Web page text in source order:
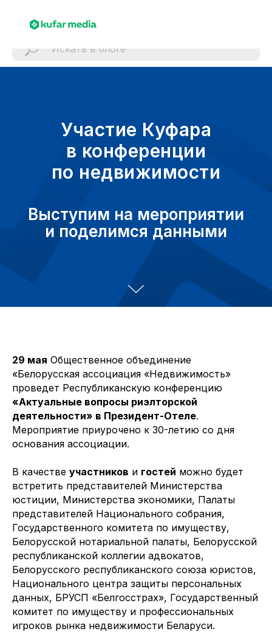
Участие Куфара
в конференции
по недвижимости
Выступим на мероприятии
и поделимся данными
29 мая Общественное объединение
«Белорусская ассоциация «Недвижимость»
проведет Республиканскую конференцию
«Актуальные вопросы риэлторской
деятельности» в Президент-Отеле.
Мероприятие приурочено к 30-летию со дня
основания ассоциации.
В качестве участников и гостей можно будет
встретить представителей Министерства
юстиции, Министерства экономики, Палаты
представителей Национального собрания,
Государственного комитета по имуществу,
Белорусской нотариальной палаты, Белорусской
республиканской коллегии адвокатов,
Белорусского республиканского союза юристов,
Национального центра защиты персональных
данных, БРУСП «Белгосстрах», Государственный
комитет по имуществу и профессиональных
игроков рынка недвижимости Беларуси.